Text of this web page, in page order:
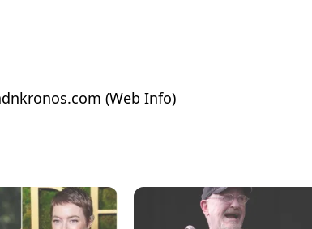
(Web Info)